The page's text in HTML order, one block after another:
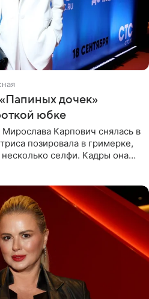
дочек»
юбке
Карпович снялась в
позировала в гримерке,
селфи. Кадры она